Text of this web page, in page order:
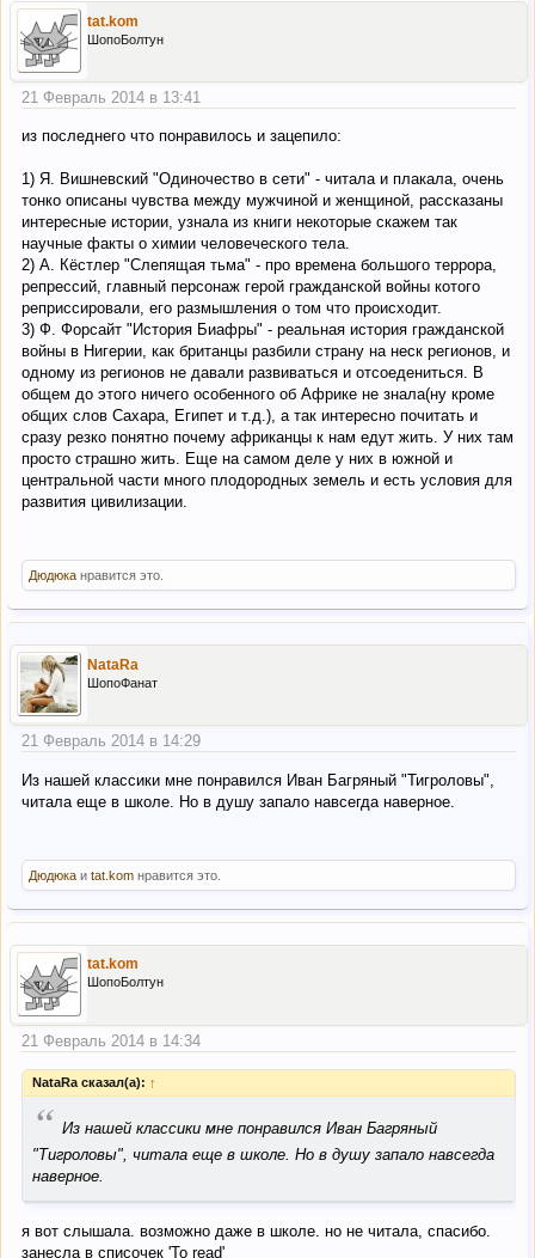
tat.kom
ШопоБолтун
21 Февраль 2014 в 13:41
из последнего что понравилось и зацепило:
1) Я. Вишневский "Одиночество в сети" - читала и плакала, очень
тонко описаны чувства между мужчиной и женщиной, рассказаны
интересные истории, узнала из книги некоторые скажем так
научные факты о химии человеческого тела.
2) А. Кёстлер "Слепящая тьма" - про времена большого террора,
репрессий, главный персонаж герой гражданской войны котого
реприссировали, его размышления о том что происходит.
3) Ф. Форсайт "История Биафры" - реальная история гражданской
войны в Нигерии, как британцы разбили страну на неск регионов, и
одному из регионов не давали развиваться и отсоедениться. В
общем до этого ничего особенного об Африке не знала(ну кроме
общих слов Сахара, Египет и т.д.), а так интересно почитать и
сразу резко понятно почему африканцы к нам едут жить. У них там
просто страшно жить. Еще на самом деле у них в южной и
центральной части много плодородных земель и есть условия для
развития цивилизации.
Дюдюка нравится это.
NataRa
ШопоФанат
21 Февраль 2014 в 14:29
Из нашей классики мне понравился Иван Багряный "Тигроловы",
читала еще в школе. Но в душу запало навсегда наверное.
Дюдюка и tat.kom нравится это.
tat.kom
ШопоБолтун
21 Февраль 2014 в 14:34
NataRa сказал(а): ↑
“ Из нашей классики мне понравился Иван Багряный
"Тигроловы", читала еще в школе. Но в душу запало навсегда
наверное.
я вот слышала. возможно даже в школе. но не читала, спасибо.
занесла в списочек 'To read'